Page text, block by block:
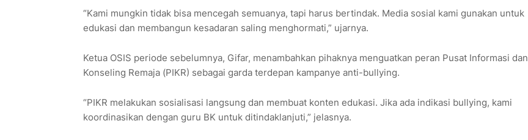
“Kami mungkin tidak bisa mencegah semuanya, tapi harus bertindak. Media sosial kami gunakan untuk
edukasi dan membangun kesadaran saling menghormati,” ujarnya.
Ketua OSIS periode sebelumnya, Gifar, menambahkan pihaknya menguatkan peran Pusat Informasi dan
Konseling Remaja (PIKR) sebagai garda terdepan kampanye anti-bullying.
“PIKR melakukan sosialisasi langsung dan membuat konten edukasi. Jika ada indikasi bullying, kami
koordinasikan dengan guru BK untuk ditindaklanjuti,” jelasnya.